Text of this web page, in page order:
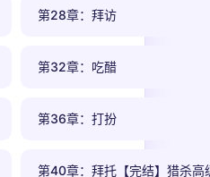
第28章：拜访
第32章：吃醋
第36章：打扮
第40章：拜托【完结】猎杀高